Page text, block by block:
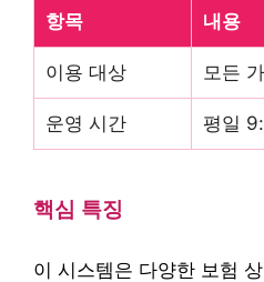
항목 내용
이용 대상 모든
운영 시간 평일
핵심 특징
이 시스템은 다양한 보험